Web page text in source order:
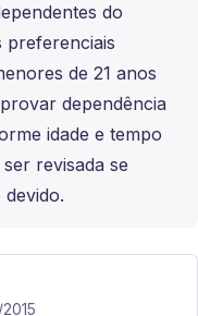
do
preferenciais
de 21 anos
dependência
idade e tempo
ser revisada se